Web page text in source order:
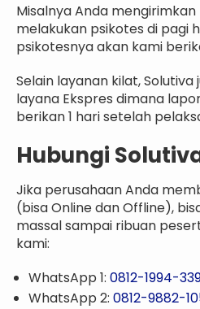
Misalnya Anda
melakukan psikotes di pagi
psikotesnya akan kami
Selain layanan kilat,
layana Ekspres dimana
berikan 1 hari setelah
Hubungi
Jika perusahaan Anda
(bisa Online dan Offline),
massal sampai ribuan
kami:
WhatsApp 1: 0812-1994-
WhatsApp 2: 0812-9882-